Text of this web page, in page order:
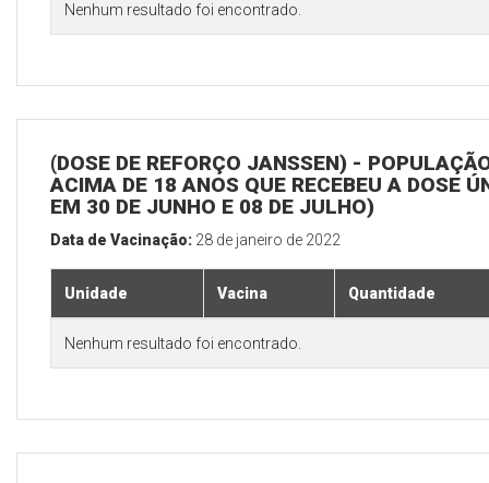
Nenhum resultado foi encontrado.
(DOSE DE REFORÇO JANSSEN) -
ACIMA DE 18 ANOS QUE RECEBEU A DOSE
EM 30 DE JUNHO E 08 DE JULHO)
Data de Vacinação: 28 de janeiro de 2022
Unidade Vacina Quantidade
Nenhum resultado foi encontrado.